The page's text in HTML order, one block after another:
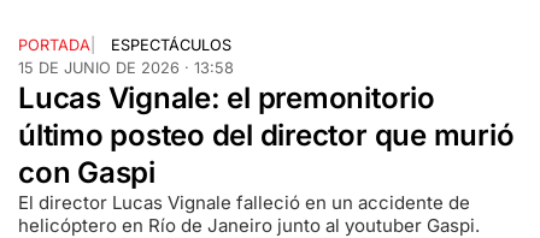
PORTADA
ESPECTÁCULOS
15 DE JUNIO DE 2026 · 13:58
Lucas Vignale: el premonitorio
último posteo del director que murió
con Gaspi
El director Lucas Vignale falleció en un accidente de
helicóptero en Río de Janeiro junto al youtuber Gaspi.